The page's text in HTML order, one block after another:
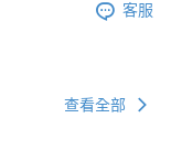
客服
查看全部